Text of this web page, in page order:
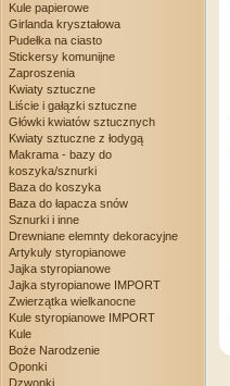
Kule papierowe
Girlanda kryształowa
Pudełka na ciasto
Stickersy komunijne
Zaproszenia
Kwiaty sztuczne
Liście i gałązki sztuczne
Główki kwiatów sztucznych
Kwiaty sztuczne z łodygą
Makrama - bazy do
koszyka/sznurki
Baza do koszyka
Baza do łapacza snów
Sznurki i inne
Drewniane elemnty dekoracyjne
Artykuly styropianowe
Jajka styropianowe
Jajka styropianowe IMPORT
Zwierzątka wielkanocne
Kule styropianowe IMPORT
Kule
Boże Narodzenie
Oponki
Dzwonki